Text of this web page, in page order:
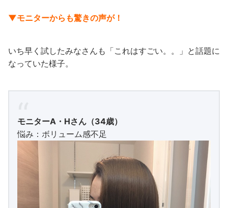
▼モニターからも驚きの声が！
いち早く試したみなさんも「これはすごい。。」と話題に
なっていた様子。
モニターA・Hさん（34歳）
悩み：ボリューム感不足